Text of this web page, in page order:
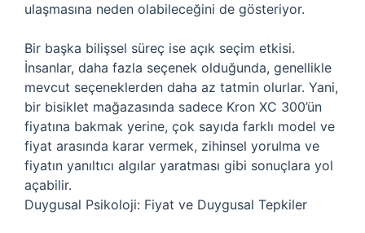
ulaşmasına neden olabileceğini de gösteriyor.
Bir başka bilişsel süreç ise açık seçim etkisi.
İnsanlar, daha fazla seçenek olduğunda, genellikle
mevcut seçeneklerden daha az tatmin olurlar. Yani,
bir bisiklet mağazasında sadece Kron XC 300’ün
fiyatına bakmak yerine, çok sayıda farklı model ve
fiyat arasında karar vermek, zihinsel yorulma ve
fiyatın yanıltıcı algılar yaratması gibi sonuçlara yol
açabilir.
Duygusal Psikoloji: Fiyat ve Duygusal Tepkiler